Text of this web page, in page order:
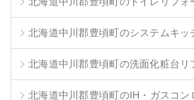
北海道中川郡豊頃町のシステムキッ
北海道中川郡豊頃町の洗面化粧台リ
北海道中川郡豊頃町のIH・ガスコン